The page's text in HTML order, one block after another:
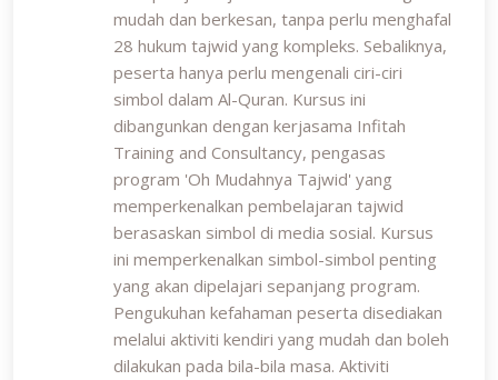
mudah dan berkesan, tanpa perlu menghafal
28 hukum tajwid yang kompleks. Sebaliknya,
peserta hanya perlu mengenali ciri-ciri
simbol dalam Al-Quran. Kursus ini
dibangunkan dengan kerjasama Infitah
Training and Consultancy, pengasas
program 'Oh Mudahnya Tajwid' yang
memperkenalkan pembelajaran tajwid
berasaskan simbol di media sosial. Kursus
ini memperkenalkan simbol-simbol penting
yang akan dipelajari sepanjang program.
Pengukuhan kefahaman peserta disediakan
melalui aktiviti kendiri yang mudah dan boleh
dilakukan pada bila-bila masa. Aktiviti